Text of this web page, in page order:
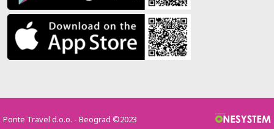
Ponte Travel d.o.o. - Beograd ©2023